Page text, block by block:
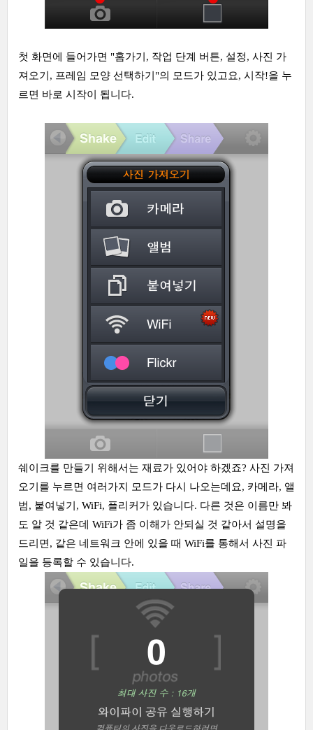
첫 화면에 들어가면 "홈가기, 작업 단계 버튼, 설정, 사진 가
져오기, 프레임 모양 선택하기"의 모드가 있고요, 시작!을 누
르면 바로 시작이 됩니다.
쉐이크를 만들기 위해서는 재료가 있어야 하겠죠? 사진 가져
오기를 누르면 여러가지 모드가 다시 나오는데요, 카메라, 앨
범, 붙여넣기, WiFi, 플리커가 있습니다. 다른 것은 이름만 봐
도 알 것 같은데 WiFi가 좀 이해가 안되실 것 같아서 설명을
드리면, 같은 네트워크 안에 있을 때 WiFi를 통해서 사진 파
일을 등록할 수 있습니다.